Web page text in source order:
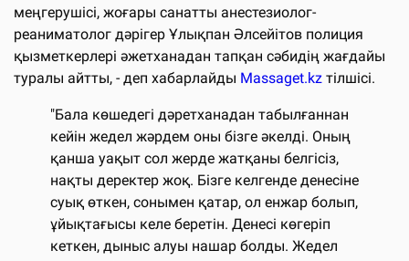
меңгерушісі, жоғары санатты анестезиолог-
реаниматолог дәрігер Ұлықпан Әлсейітов полиция
қызметкерлері әжетханадан тапқан сәбидің жағдайы
туралы айтты, - деп хабарлайды Massaget.kz тілшісі.
"Бала көшедегі дәретханадан табылғаннан
кейін жедел жәрдем оны бізге әкелді. Оның
қанша уақыт сол жерде жатқаны белгісіз,
нақты деректер жоқ. Бізге келгенде денесіне
суық өткен, сонымен қатар, ол енжар болып,
ұйықтағысы келе беретін. Денесі көгеріп
кеткен, дыныс алуы нашар болды. Жедел